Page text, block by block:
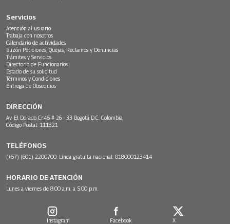
Servicios
Atención al usuario
Trabaja con nosotros
Calendario de actividades
Buzón Peticiones, Quejas, Reclamos y Denuncias
Trámites y Servicios
Directorio de Funcionarios
Estado de su solicitud
Términos y Condiciones
Entrega de Obsequios
DIRECCIÓN
Av. El Dorado Cr.45 # 26 - 33 Bogotá D.C. Colombia.
Código Postal: 111321
TELÉFONOS
(+57) (601) 2200700. Línea gratuita nacional: 018000123414
HORARIO DE ATENCIÓN
Lunes a viernes de 8:00 a.m. a 5:00 p.m.
Instagram Facebook X